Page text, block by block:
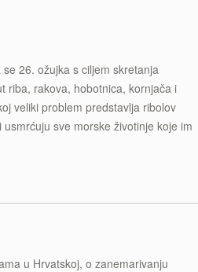
se 26. ožujka s ciljem skretanja
riba, rakova, hobotnica, kornjača i
veliki problem predstavlja ribolov
sve morske životinje koje im
u Hrvatskoj, o zanemarivanju